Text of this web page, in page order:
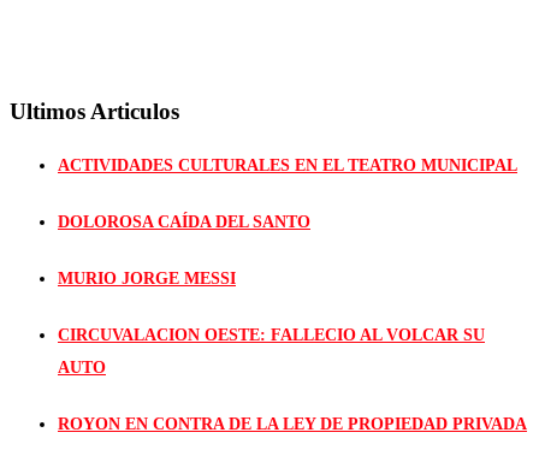
Ultimos Articulos
ACTIVIDADES CULTURALES EN EL TEATRO MUNICIPAL
DOLOROSA CAÍDA DEL SANTO
MURIO JORGE MESSI
CIRCUVALACION OESTE: FALLECIO AL VOLCAR SU
AUTO
ROYON EN CONTRA DE LA LEY DE PROPIEDAD PRIVADA